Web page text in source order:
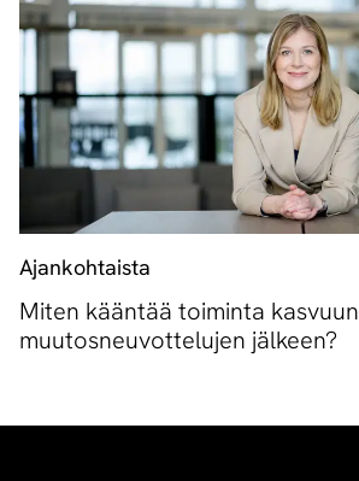
Ajankohtaista
Miten kääntää toiminta kasvuun
muutosneuvottelujen jälkeen?